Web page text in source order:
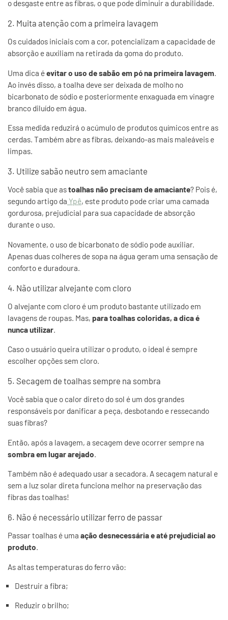
o desgaste entre as fibras, o que pode diminuir a durabilidade.
2. Muita atenção com a primeira lavagem
Os cuidados iniciais com a cor, potencializam a capacidade de
absorção e auxiliam na retirada da goma do produto.
Uma dica éevitar o uso de sabão em pó na primeira lavagem.
Ao invés disso, a toalha deve ser deixada de molho no
bicarbonato de sódio e posteriormente enxaguada em vinagre
branco diluído em água.
Essa medida reduzirá o acúmulo de produtos químicos entre as
cerdas. Também abre as fibras, deixando-as mais maleáveis e
limpas.
3. Utilize sabão neutro sem amaciante
Você sabia que astoalhas não precisam de amaciante? Pois é,
segundo artigo da Ypê, este produto pode criar uma camada
gordurosa, prejudicial para sua capacidade de absorção
durante o uso.
Novamente, o uso de bicarbonato de sódio pode auxiliar.
Apenas duas colheres de sopa na água geram uma sensação de
conforto e duradoura.
4. Não utilizar alvejante com cloro
O alvejante com cloro é um produto bastante utilizado em
lavagens de roupas. Mas, para toalhas coloridas, a dica é
nunca utilizar.
Caso o usuário queira utilizar o produto, o ideal é sempre
escolher opções sem cloro.
5. Secagem de toalhas sempre na sombra
Você sabia que o calor direto do sol é um dos grandes
responsáveis por danificar a peça, desbotando e ressecando
suas fibras?
Então, após a lavagem, a secagem deve ocorrer sempre na
sombra em lugar arejado.
Também não é adequado usar a secadora. A secagem natural e
sem a luz solar direta funciona melhor na preservação das
fibras das toalhas!
6. Não é necessário utilizar ferro de passar
Passar toalhas é uma ação desnecessária e até prejudicial ao
produto.
As altas temperaturas do ferro vão:
Destruir a fibra;
Reduzir o brilho;